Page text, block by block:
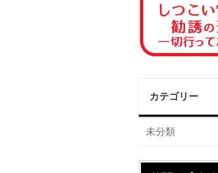
カテゴリー
未分類